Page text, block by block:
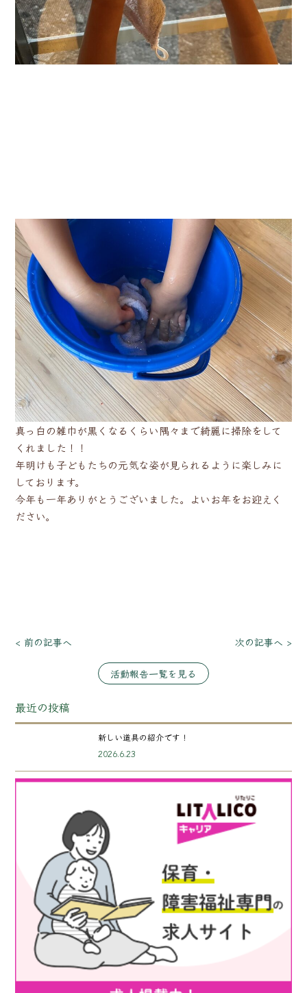
真っ白の雑巾が黒くなるくらい隅々まで綺麗に掃除をして
くれました！！
年明けも子どもたちの元気な姿が見られるように楽しみに
しております。
今年も一年ありがとうございました。よいお年をお迎えく
ださい。
< 前の記事へ
活動報告一覧を見る
次の記事へ >
最近の投稿
新しい道具の紹介です！
2026.6.23